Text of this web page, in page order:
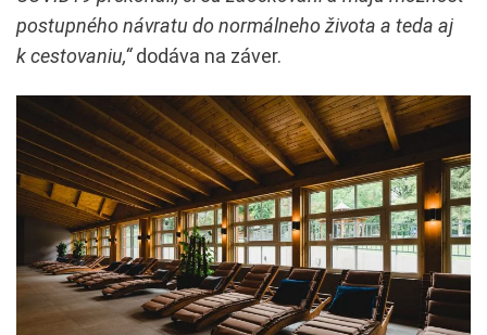
postupného návratu do normálneho života a teda aj
k cestovaniu,“dodáva na záver.